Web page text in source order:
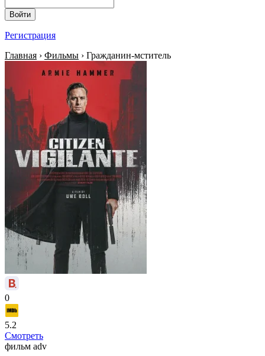
Войти
Регистрация
Главная › Фильмы › Гражданин-мститель
0
5.2
Смотреть
фильм adv